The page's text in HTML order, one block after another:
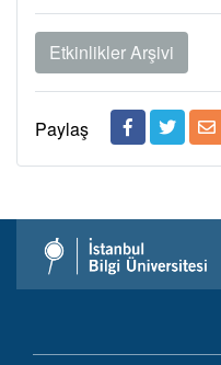
Etkinlikler Arşivi
Paylaş